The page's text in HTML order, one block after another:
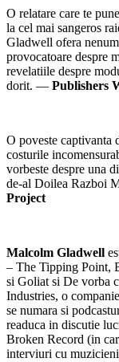
O relatare care te
la cel mai sangeros
Gladwell ofera
provocatoare despre
revelatiile despre
dorit. — Publishers
O poveste captivanta
costurile
vorbeste despre una
de-al Doilea Razboi
Project
Malcolm Gladwell
– The Tipping Point,
si Goliat si De vorba
Industries, o
se numara si
readuca in discutie
Broken Record (in
interviuri cu